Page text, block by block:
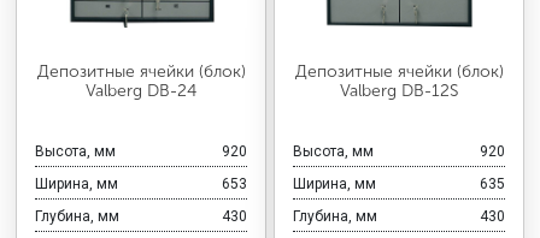
Депозитные ячейки (блок)
Valberg DB-24
Высота, мм
920
Ширина, мм
653
Глубина, мм
430
Депозитные ячейки (блок)
Valberg DB-12S
Высота, мм
920
Ширина, мм
635
Глубина, мм
430